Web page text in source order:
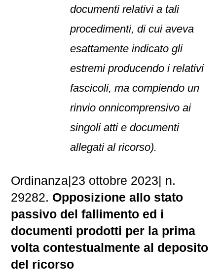
documenti relativi a tali
procedimenti, di cui aveva
esattamente indicato gli
estremi producendo i relativi
fascicoli, ma compiendo un
rinvio onnicomprensivo ai
singoli atti e documenti
allegati al ricorso).
Ordinanza|23 ottobre 2023| n.
29282. Opposizione allo stato
passivo del fallimento ed i
documenti prodotti per la prima
volta contestualmente al deposito
del ricorso